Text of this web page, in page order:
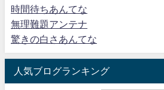
時間待ちあんてな
無理難題アンテナ
驚きの白さあんてな
人気ブログランキング